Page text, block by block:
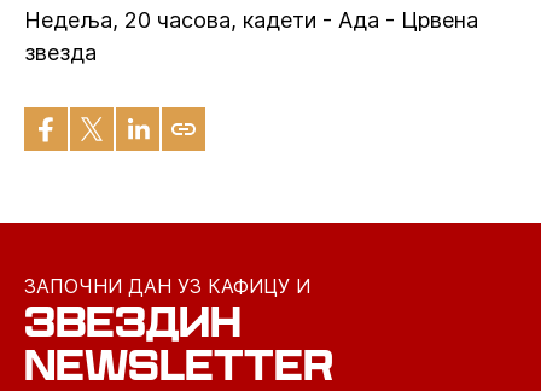
Недеља, 20 часова, кадети - Ада - Црвена
звезда
ЗАПОЧНИ ДАН УЗ КАФИЦУ И
ЗВЕЗДИН
NEWSLETTER